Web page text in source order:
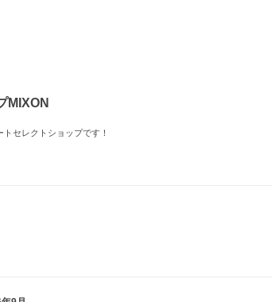
MIXON
セレクトショップです！